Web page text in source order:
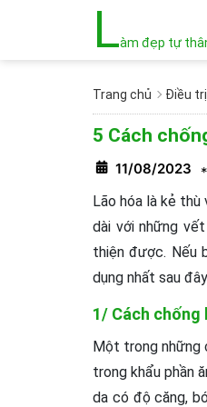
Làm đẹp tự
Trang chủ Điều
5 Cách
11/08/2023 *
Lão hóa là kẻ thù
dài với những
thiện được. Nếu
dụng nhất sau
1/ Cách chống
Một trong những
trong khẩu phần
da có độ căng,